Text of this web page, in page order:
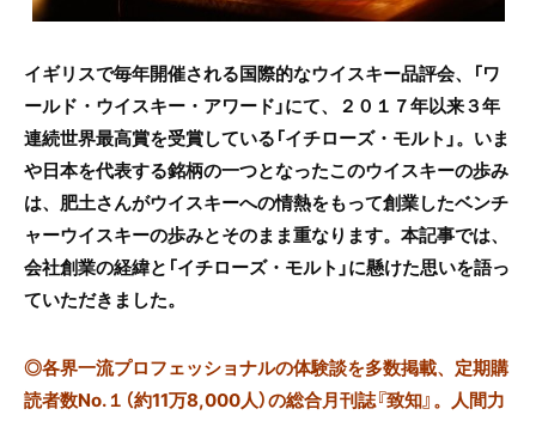
イギリスで毎年開催される国際的なウイスキー品評会、「ワ
ールド・ウイスキー・アワード」にて、２０１７年以来３年
連続世界最高賞を受賞している「イチローズ・モルト」。いま
や日本を代表する銘柄の一つとなったこのウイスキーの歩み
は、肥土さんがウイスキーへの情熱をもって創業したベンチ
ャーウイスキーの歩みとそのまま重なります。本記事では、
会社創業の経緯と「イチローズ・モルト」に懸けた思いを語っ
ていただきました。
◎各界一流プロフェッショナルの体験談を多数掲載、定期購
読者数No.１（約11万8,000人）の総合月刊誌『致知』。人間力